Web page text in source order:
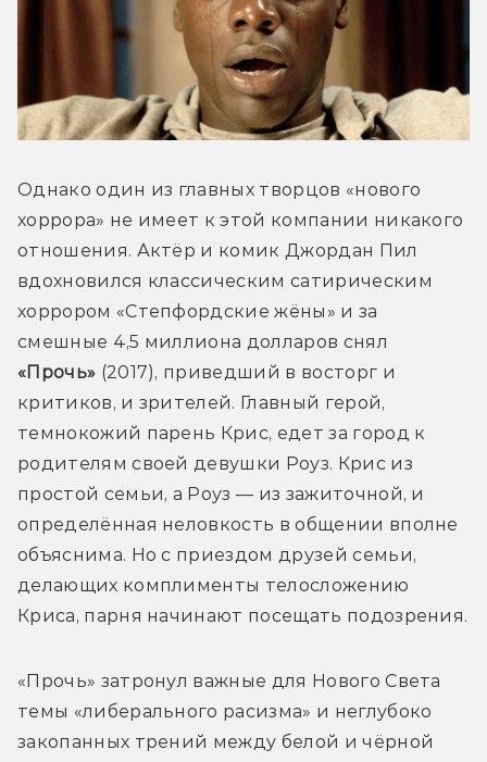
Однако один из главных творцов «нового
хоррора» не имеет к этой компании никакого
отношения. Актёр и комик Джордан Пил
вдохновился классическим сатирическим
хоррором «Степфордские жёны» и за
«Прочь» (2017), приведший в восторг и
критиков, и зрителей. Главный герой,
темнокожий парень Крис, едет за город к
родителям своей девушки Роуз. Крис из
простой семьи, а Роуз — из зажиточной, и
определённая неловкость в общении вполне
объяснима. Но с приездом друзей семьи,
делающих комплименты телосложению
Криса, парня начинают посещать подозрения.
«Прочь» затронул важные для Нового Света
темы «либерального расизма» и неглубоко
закопанных трений между белой и чёрной